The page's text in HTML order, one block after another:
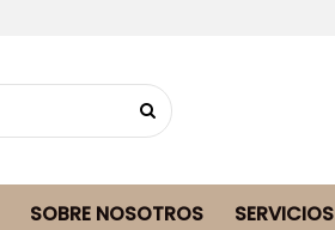
SOBRE NOSOTROS SERVICIOS